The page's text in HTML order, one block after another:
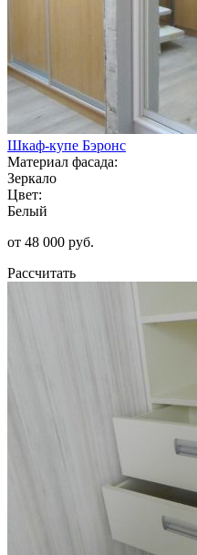
Шкаф-купе Бэронс
Материал фасада:
Зеркало
Цвет:
Белый
от 48 000 руб.
Рассчитать